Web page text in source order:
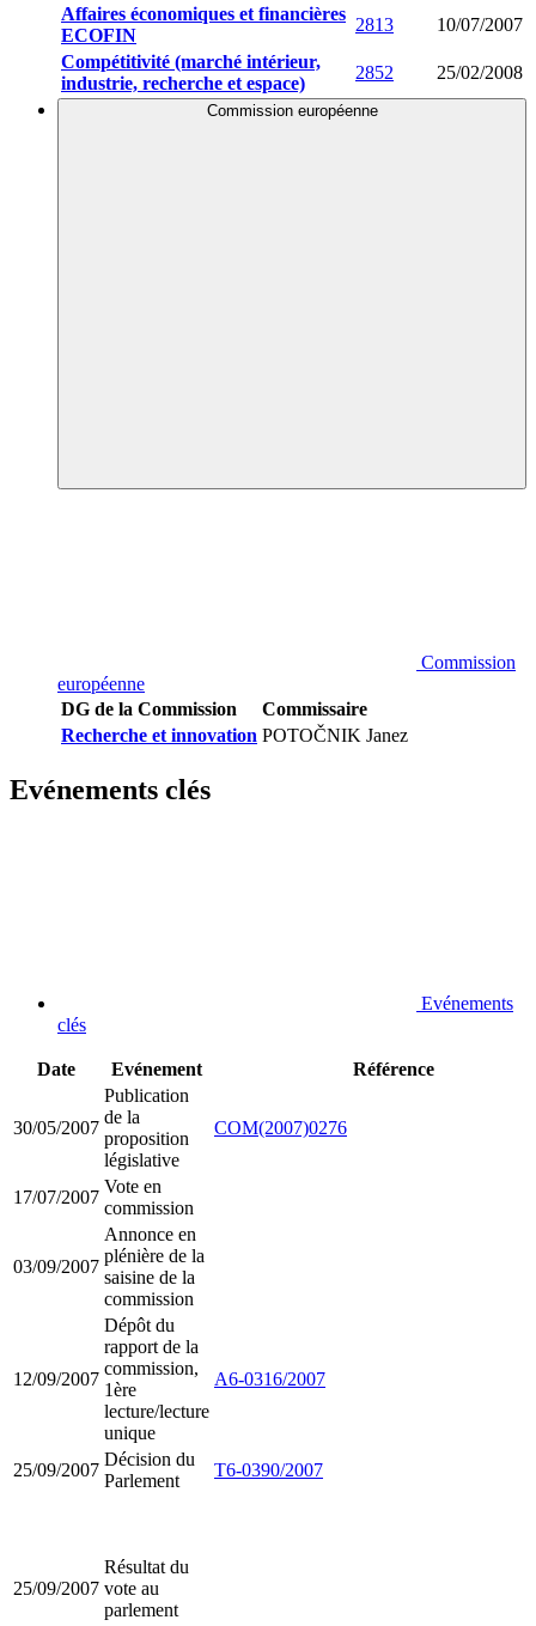
Affaires économiques et financières
ECOFIN
2813
10/07/2007
Compétitivité (marché intérieur,
industrie, recherche et espace)
2852 25/02/2008
Commission européenne
Commission
européenne
DG de la Commission
Commissaire
Recherche et innovation POTOČNIK Janez
Evénements clés
Evénements
clés
Date Evénement Référence
30/05/2007
Publication
de la
proposition
législative
COM(2007)0276
17/07/2007
Vote en
commission
03/09/2007
Annonce en
plénière de la
saisine de la
commission
12/09/2007
Dépôt du
rapport de la
commission,
1ère
lecture/lecture
unique
A6-0316/2007
25/09/2007
Décision du
Parlement
T6-0390/2007
25/09/2007
Résultat du
vote au
parlement